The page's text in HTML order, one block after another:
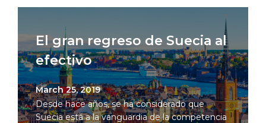
El gran regreso de Suecia al
efectivo
March 25, 2019
Desde hace años, se ha considerado que
Suecia está a la vanguardia de la competencia